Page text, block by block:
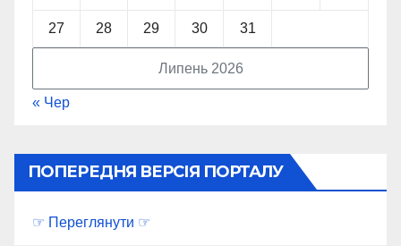
Липень 2026
27 28 29 30 31
« Чер
ПОПЕРЕДНЯ ВЕРСІЯ ПОРТАЛУ
☞ Переглянути ☞